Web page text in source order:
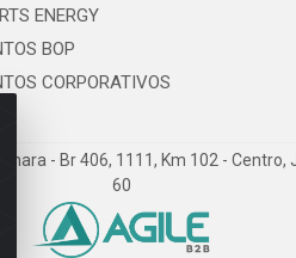
ENERGY
BOP
CORPORATIVOS
- Br 406, 1111, Km 102 -
60